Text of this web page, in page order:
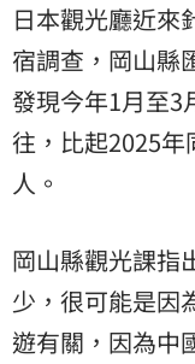
日本觀光廳近來
宿調查，岡山縣
發現今年1月至3
往，比起2025年
人。
岡山縣觀光課指
少，很可能是因
遊有關，因為中